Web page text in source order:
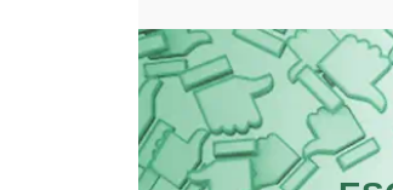
Centros de
Cerrajerías